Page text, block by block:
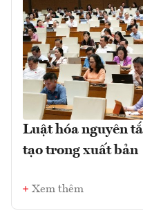
Luật hóa nguyên
tạo trong xuất bản